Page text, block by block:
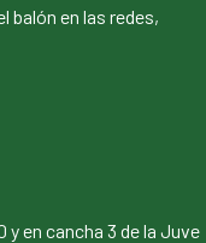
balón en las redes,
y en cancha 3 de la Juve